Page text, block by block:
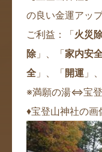
の良い金運アッ
ご利益：
「火災
除」、「家内安
全 」、「開運 」
※満願の湯⇔宝登
♦宝登山神社の画